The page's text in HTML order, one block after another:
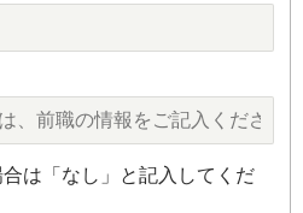
は「なし」と記入してくだ